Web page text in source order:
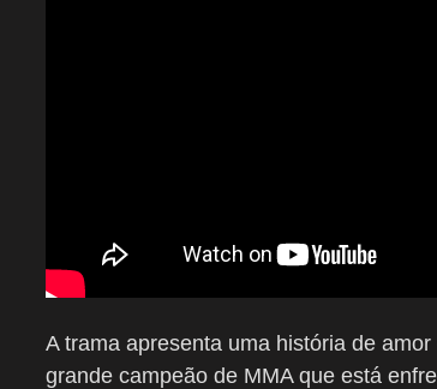
A trama apresenta uma história de
grande campeão de MMA que está